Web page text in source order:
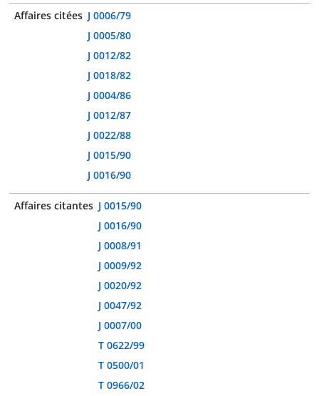
Affaires citées J 0006/79
J 0005/80
J 0012/82
J 0018/82
J 0004/86
J 0012/87
J 0022/88
J 0015/90
J 0016/90
Affaires citantes J 0015/90
J 0016/90
J 0008/91
J 0009/92
J 0020/92
J 0047/92
J 0007/00
T 0622/99
T 0500/01
T 0966/02